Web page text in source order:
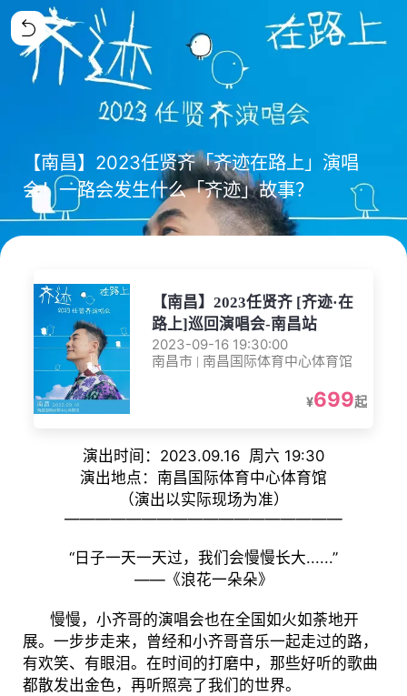
【南昌】2023任贤齐「齐迹在路上」演唱
会！一路会发生什么「齐迹」故事？
【南昌】2023任贤齐 [齐迹·在
路上]巡回演唱会-南昌站
2023-09-16 19:30:00
南昌市 | 南昌国际体育中心体育馆
¥699起
演出时间：2023.09.16 周六 19:30
演出地点：南昌国际体育中心体育馆
（演出以实际现场为准）
——————————————————
“日子一天一天过，我们会慢慢长大......”
——《浪花一朵朵》
慢慢，小齐哥的演唱会也在全国如火如荼地开
展。一步步走来，曾经和小齐哥音乐一起走过的路，
有欢笑、有眼泪。在时间的打磨中，那些好听的歌曲
都散发出金色，再听照亮了我们的世界。